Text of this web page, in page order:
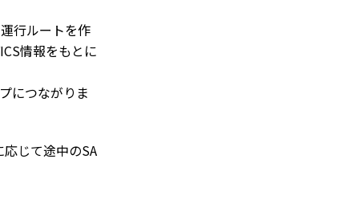
行ルートを作
情報をもとに
につながりま
じて途中のSA